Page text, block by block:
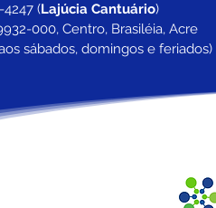
4247 (Lajúcia Cantuário)
000, Centro, Brasiléia, Acre
sábados, domingos e feriados)